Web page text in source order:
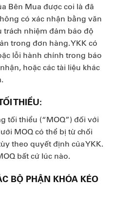
Bên Mua được coi là đã
có xác nhận bằng văn
trách nhiệm đảm bảo độ
trong đơn hàng. YKK có
lỗi hành chính trong báo
hoặc các tài liệu khác
THIỂU:
tối thiểu (“MOQ”) đối với
MOQ có thể bị từ chối
theo quyết định của YKK.
bất cứ lúc nào.
BỘ PHẬN KHÓA KÉO